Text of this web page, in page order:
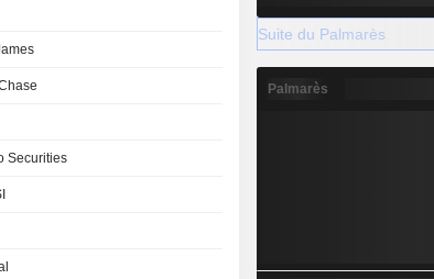
Securities
Suite du Palmarès
Palmarès